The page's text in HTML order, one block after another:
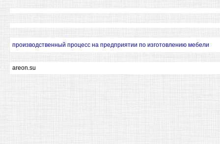
производственный процесс на предприятии по изготовлению мебели
areon.su